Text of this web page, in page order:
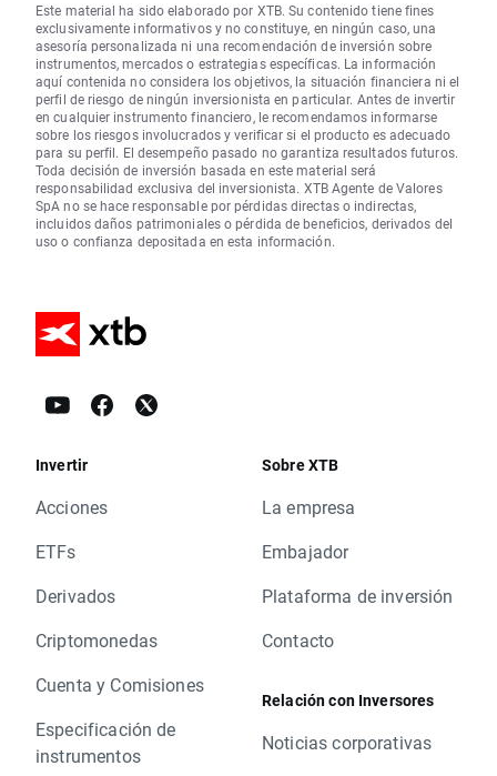
Este material ha sido elaborado por XTB. Su contenido tiene fines
exclusivamente informativos y no constituye, en ningún caso, una
asesoría personalizada ni una recomendación de inversión sobre
instrumentos, mercados o estrategias específicas. La información
aquí contenida no considera los objetivos, la situación financiera ni el
perfil de riesgo de ningún inversionista en particular. Antes de invertir
en cualquier instrumento financiero, le recomendamos informarse
sobre los riesgos involucrados y verificar si el producto es adecuado
para su perfil. El desempeño pasado no garantiza resultados futuros.
Toda decisión de inversión basada en este material será
responsabilidad exclusiva del inversionista. XTB Agente de Valores
SpA no se hace responsable por pérdidas directas o indirectas,
incluidos daños patrimoniales o pérdida de beneficios, derivados del
uso o confianza depositada en esta información.
Invertir
Acciones
ETFs
Derivados
Criptomonedas
Cuenta y Comisiones
Especificación de
instrumentos
Sobre XTB
La empresa
Embajador
Plataforma de inversión
Contacto
Relación con Inversores
Noticias corporativas